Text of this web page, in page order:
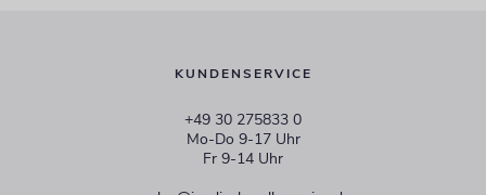
KUNDENSERVICE
+49 30 275833 0
Mo-Do 9-17 Uhr
Fr 9-14 Uhr